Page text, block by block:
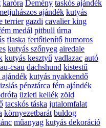
karóra Demény taskós ajándék
ajándék kutyás
terrier gazdi cavalier king
medál pitbull úrna
flaska fertőtlenítő humoros
kutyás szőnyeg airedale
kutyás kesztyű vadlazac autó
csau dachshund kistestű
kutyás nyakkendő
pénztárca fém ajándék
üzleti kellék zöld
tacskós táska jutalomfalat
környezetbarát buldog
műanyag kutyás dekoráció